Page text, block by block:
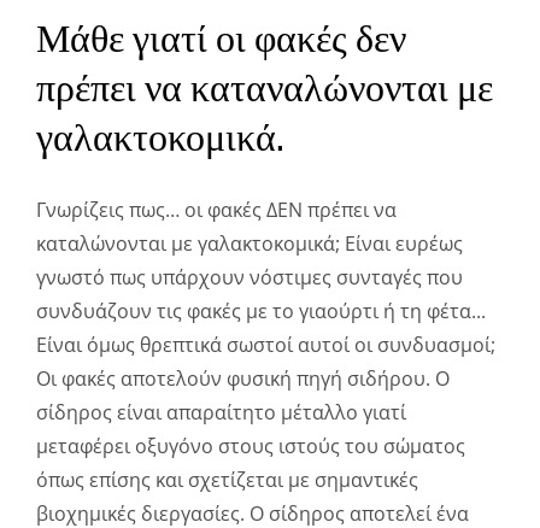
Μάθε γιατί οι φακές δεν
πρέπει να καταναλώνονται με
γαλακτοκομικά.
Γνωρίζεις πως… οι φακές ΔΕΝ πρέπει να
καταλώνονται με γαλακτοκομικά; Είναι ευρέως
γνωστό πως υπάρχουν νόστιμες συνταγές που
συνδυάζουν τις φακές με το γιαούρτι ή τη φέτα...
Είναι όμως θρεπτικά σωστοί αυτοί οι συνδυασμοί;
Οι φακές αποτελούν φυσική πηγή σιδήρου. Ο
σίδηρος είναι απαραίτητο μέταλλο γιατί
μεταφέρει οξυγόνο στους ιστούς του σώματος
όπως επίσης και σχετίζεται με σημαντικές
βιοχημικές διεργασίες. Ο σίδηρος αποτελεί ένα